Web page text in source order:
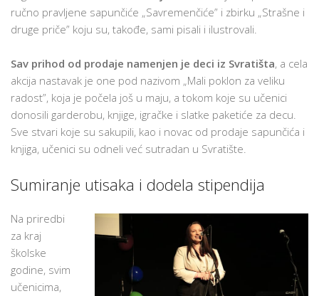
ručno pravljene sapunčiće „Savremenčiće” i zbirku „Strašne i
druge priče” koju su, takođe, sami pisali i ilustrovali.
Sav prihod od prodaje namenjen je deci iz Svratišta, a cela
akcija nastavak je one pod nazivom „Mali poklon za veliku
radost”, koja je počela još u maju, a tokom koje su učenici
donosili garderobu, knjige, igračke i slatke paketiće za decu.
Sve stvari koje su sakupili, kao i novac od prodaje sapunčića i
knjiga, učenici su odneli već sutradan u Svratište.
Sumiranje utisaka i dodela stipendija
Na priredbi
za kraj
školske
godine, svim
učenicima,